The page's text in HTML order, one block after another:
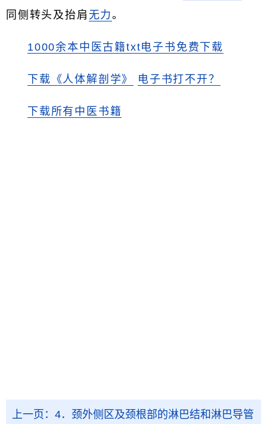
同侧转头及抬肩 无力。
1000余本中医古籍txt电子书免费下载
下载《人体解剖学》 电子书打不开？
下载所有中医书籍
上一页： 4．颈外侧区及颈根部的淋巴结和淋巴导管